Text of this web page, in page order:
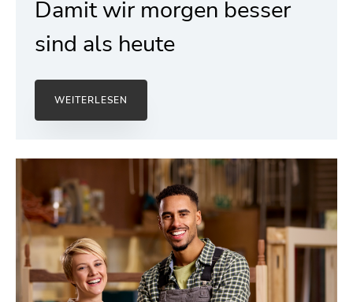
Damit wir morgen besser
sind als heute
WEITERLESEN